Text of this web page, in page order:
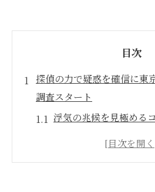
目次
探偵の力で疑惑を確信に東
調査スタート
浮気の兆候を見極める
探偵との信頼関係を築く